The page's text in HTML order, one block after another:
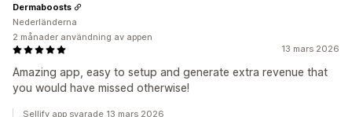
13 mars 2026
Amazing app, easy to setup and generate extra revenue that
you would have missed otherwise!
Dermaboosts
Nederländerna
2 månader användning av appen
Sellify app svarade 13 mars 2026